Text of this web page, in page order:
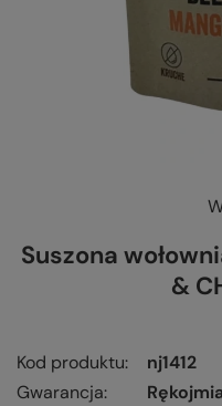
Suszona
&
Kod produktu
nj1412
Gwarancja